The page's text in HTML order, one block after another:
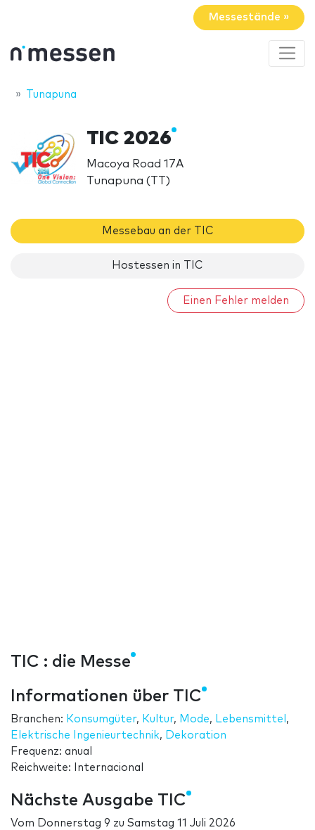
Messestände »
Tunapuna
TIC 2026
Macoya Road 17A
Tunapuna (TT)
Messebau an der TIC
Hostessen in TIC
Einen Fehler melden
TIC : die Messe
Informationen über TIC
Branchen: Konsumgüter, Kultur, Mode, Lebensmittel ,
Elektrische Ingenieurtechnik, Dekoration
Frequenz: anual
Reichweite: Internacional
Nächste Ausgabe TIC
Vom Donnerstag 9 zu Samstag 11 Juli 2026